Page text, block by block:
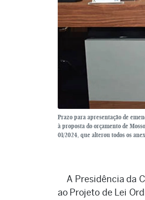
Prazo para apresentação de
à proposta do orçamento de
01/2024, que alterou todos os
A Presidência da
ao Projeto de Lei